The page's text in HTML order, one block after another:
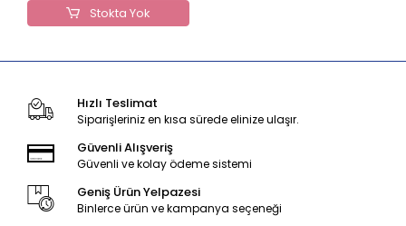
Stokta Yok
Hızlı Teslimat
Siparişleriniz en kısa sürede elinize ulaşır.
Güvenli Alışveriş
Güvenli ve kolay ödeme sistemi
Geniş Ürün Yelpazesi
Binlerce ürün ve kampanya seçeneği